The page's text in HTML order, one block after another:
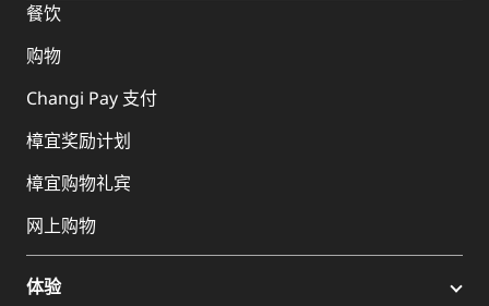
餐饮
购物
Changi Pay 支付
樟宜奖励计划
樟宜购物礼宾
网上购物
体验